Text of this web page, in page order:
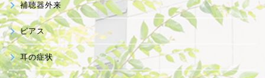
補聴器外来
ピアス
耳の症状